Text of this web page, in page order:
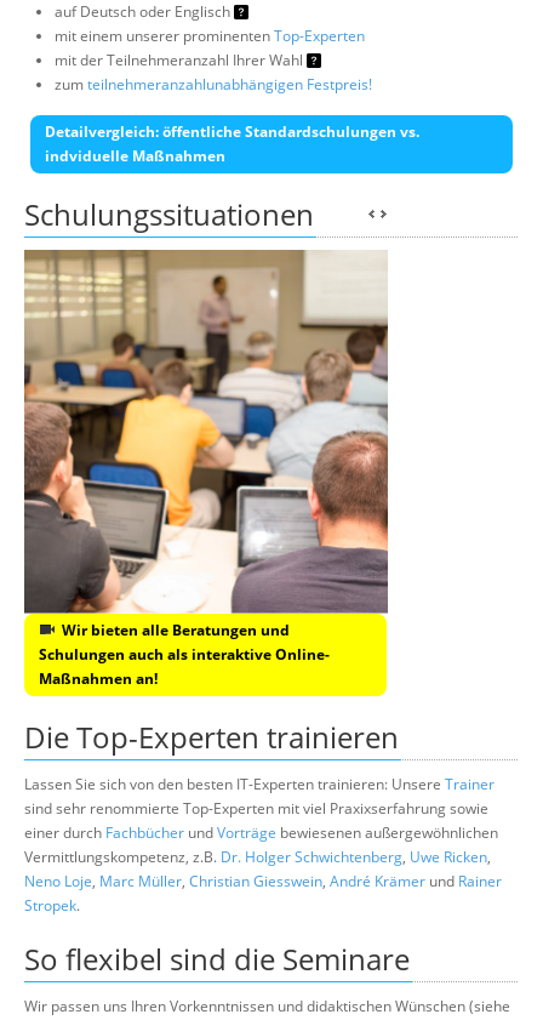
auf Deutsch oder Englisch
mit einem unserer prominentenTop-Experten
mit der Teilnehmeranzahl Ihrer Wahl
zumteilnehmeranzahlunabhängigen Festpreis!
Detailvergleich: öffentliche Standardschulungen vs.
indviduelle Maßnahmen
Schulungssituationen
Wir bieten alle Beratungen und
Schulungen auch als interaktive Online-
Maßnahmen an!
Die Top-Experten trainieren
Lassen Sie sich von den besten IT-Experten trainieren: Unsere Trainer
sind sehr renommierte Top-Experten mit viel Praxixserfahrung sowie
einer durch Fachbücher undVorträge bewiesenen außergewöhnlichen
Vermittlungskompetenz, z.B. Dr. Holger Schwichtenberg, Uwe Ricken,
Neno Loje, Marc Müller, Christian Giesswein, André Krämer und Rainer
Stropek.
So flexibel sind die Seminare
Wir passen uns Ihren Vorkenntnissen und didaktischen Wünschen (siehe